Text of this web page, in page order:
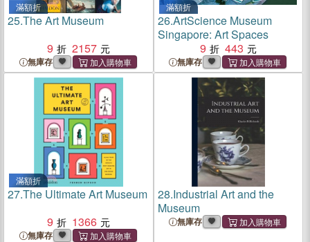
滿額折
25.The Art Museum
9
2157
無庫存
滿額折
26.ArtScience Museum
Singapore: Art Spaces
9
443
無庫存
滿額折
27.The Ultimate Art Museum
9
1366
無庫存
28.Industrial Art and the
Museum
無庫存